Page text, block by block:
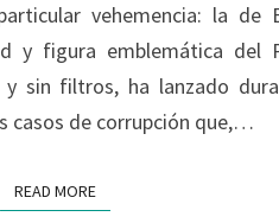
PSOE
Y
PEDRO
SÁNCHEZ
vehemencia: la de
y figura emblemática del
sin filtros, ha lanzado
casos de corrupción que,…
READ MOREREAD MORE